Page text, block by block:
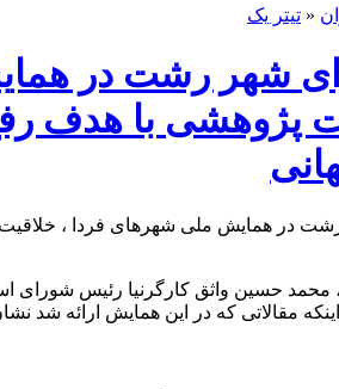
« تیتر یک
شهر رشت در همایش
پژوهشی با هدف
محمد حسین واثق کارگرنیا رئیس شورای
مقالاتی که در این همایش ارائه شد